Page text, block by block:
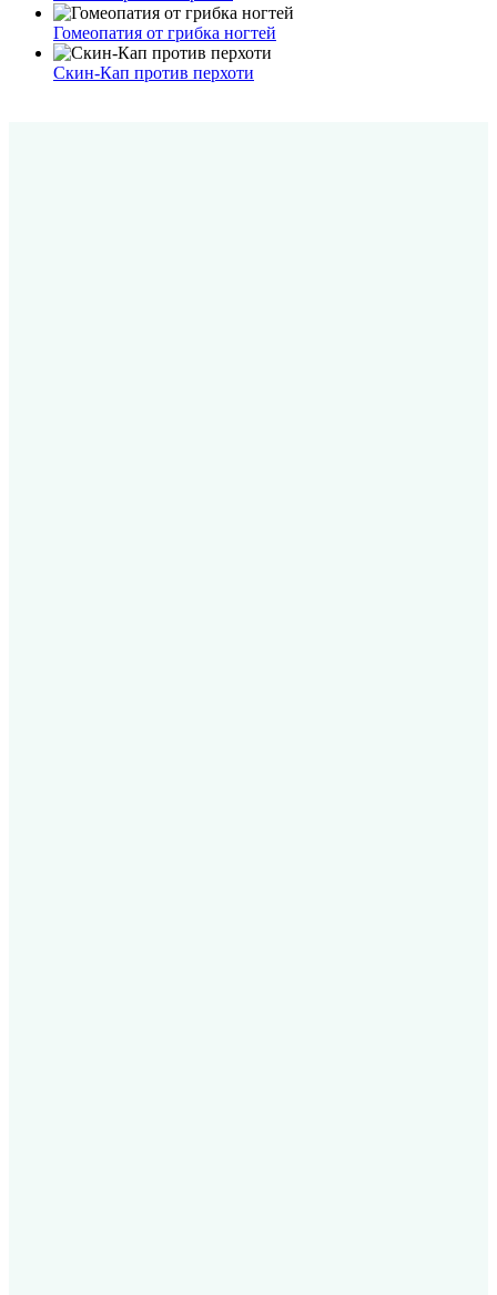
Гомеопатия от грибка ногтей
Скин-Кап против перхоти